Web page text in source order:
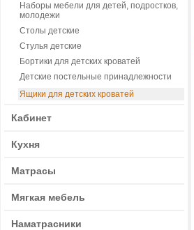
Наборы мебели для детей, подростков,
молодежи
Столы детские
Стулья детские
Бортики для детских кроватей
Детские постельные принадлежности
Ящики для детских кроватей
Кабинет
Кухня
Матрасы
Мягкая мебель
Наматрасники